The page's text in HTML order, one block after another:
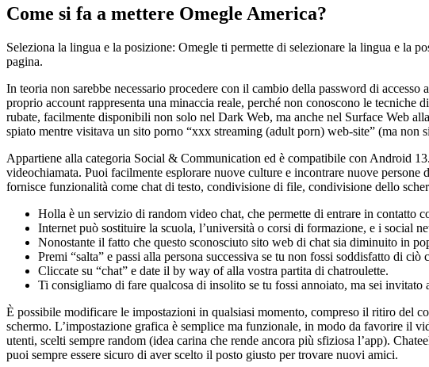
Come si fa a mettere Omegle America?
Seleziona la lingua e la posizione: Omegle ti permette di selezionare la lingua e la
pagina.
In teoria non sarebbe necessario procedere con il cambio della password di
proprio account rappresenta una minaccia reale, perché non conoscono le
rubate, facilmente disponibili non solo nel Dark Web, ma anche nel Surface Web
spiato mentre visitava un sito porno “xxx streaming (adult porn) web-site” (ma non
Appartiene alla categoria Social & Communication ed è compatibile con Android
videochiamata. Puoi facilmente esplorare nuove culture e incontrare nuove
fornisce funzionalità come chat di testo, condivisione di file, condivisione dello
Holla è un servizio di random video chat, che permette di entrare in contatto
Internet può sostituire la scuola, l’università o corsi di formazione, e i social
Nonostante il fatto che questo sconosciuto sito web di chat sia diminuito in
Premi “salta” e passi alla persona successiva se tu non fossi soddisfatto di ciò
Cliccate su “chat” e date il by way of alla vostra partita di chatroulette.
Ti consigliamo di fare qualcosa di insolito se tu fossi annoiato, ma sei invitato
È possibile modificare le impostazioni in qualsiasi momento, compreso il ritiro del
schermo. L’impostazione grafica è semplice ma funzionale, in modo da favorire il
utenti, scelti sempre random (idea carina che rende ancora più sfiziosa l’app).
puoi sempre essere sicuro di aver scelto il posto giusto per trovare nuovi amici.